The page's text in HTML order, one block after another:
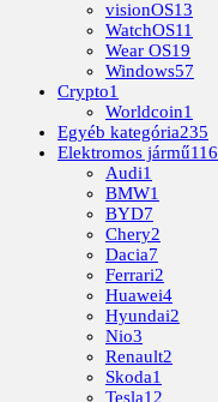
visionOS13
WatchOS11
Wear OS19
Windows57
Crypto1
Worldcoin1
Egyéb kategória235
Elektromos jármű116
Audi1
BMW1
BYD7
Chery2
Dacia7
Ferrari2
Huawei4
Hyundai2
Nio3
Renault2
Skoda1
Tesla12